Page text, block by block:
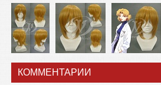
КОММЕНТАРИИ